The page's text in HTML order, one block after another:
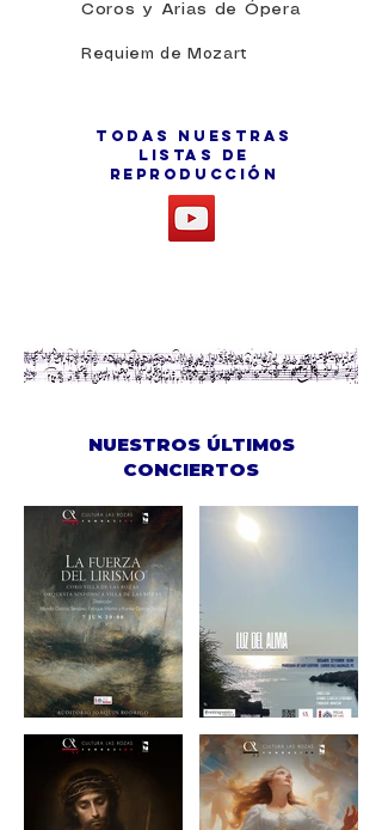
Coros y Arias de Ópera
Requiem de Mozart
Todas nuestras
Listas de
Reproducción
NUESTROS ÚLTIM0S
CONCIERTOS